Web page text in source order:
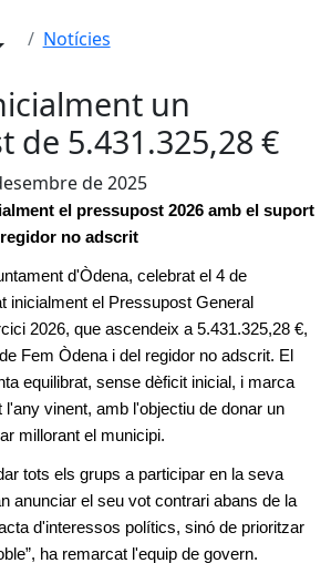
Notícies
un
de 5.431.325,28 €
de 2025
el pressupost 2026 amb el suport
no adscrit
d'Òdena, celebrat el 4 de
inicialment el Pressupost General
2026, que ascendeix a 5.431.325,28 €,
Fem Òdena i del regidor no adscrit. El
equilibrat, sense dèficit inicial, i marca
l'any vinent, amb l'objectiu de donar un
millorant el municipi.
tots els grups a participar en la seva
anunciar el seu vot contrari abans de la
d'interessos polítics, sinó de prioritzar
ha remarcat l'equip de govern.